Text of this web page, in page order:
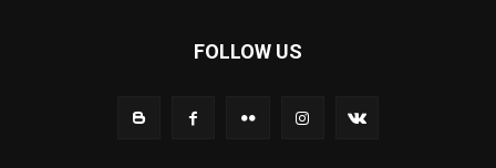
FOLLOW US